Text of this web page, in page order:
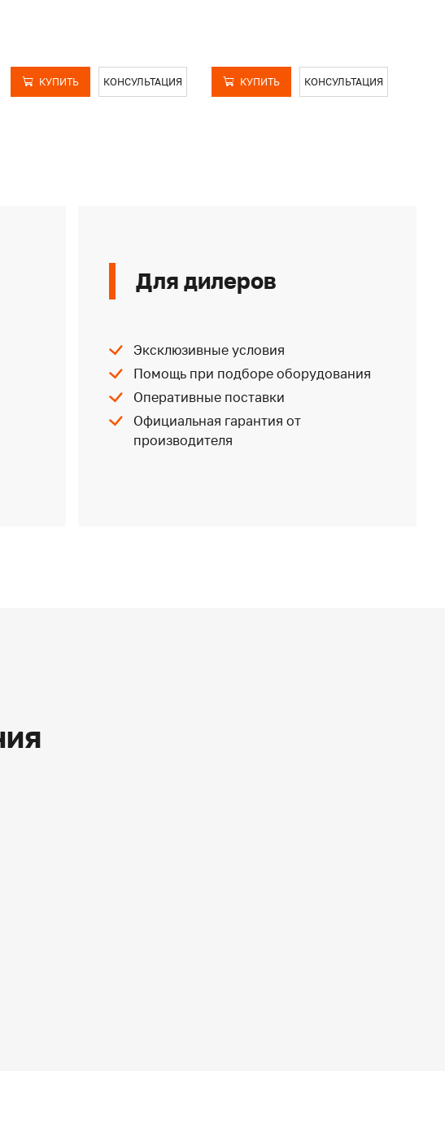
КУПИТЬ КОНСУЛЬТАЦИЯ КУПИТЬ КОНСУЛЬТАЦИЯ
Для дилеров
Эксклюзивные условия
Помощь при подборе оборудования
Оперативные поставки
Официальная гарантия от
производителя